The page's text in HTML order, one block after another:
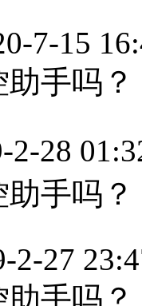
7-15
手吗？
2-28
手吗？
2-27
手吗？